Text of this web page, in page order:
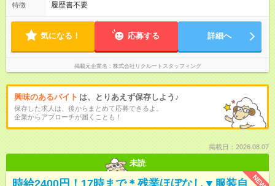
特徴 履歴書不要
気になる！ 応募する 詳細へ
掲載元企業名 株式会社リクルートスタッフィング
興味のあるバイト は、とりあえず保存しよう♪
保存した求人は、後からまとめて応募できるよ。
企業からアプローチが届くことも！
掲載日：2026.08.07
未読
NEW
時給2400円！17時まで＊残業ほぼなし▼服装自